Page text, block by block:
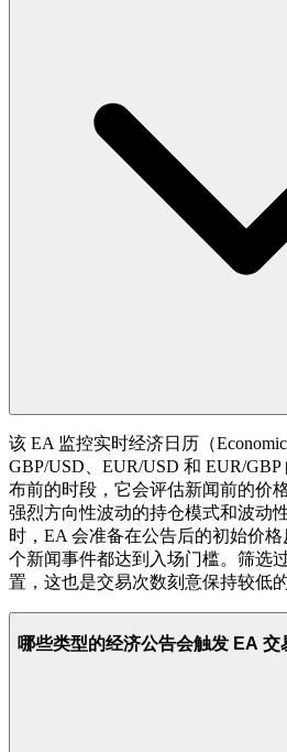
该 EA 监控实时经济日历（
GBP/USD、EUR/USD 和 EUR/
布前的时段，它会评估新闻前的价
强烈方向性波动的持仓模式和波动
时，EA 会准备在公告后的初始价
个新闻事件都达到入场门槛。筛选
置，这也是交易次数刻意保持较低
哪些类型的经济公告会触发 EA 交